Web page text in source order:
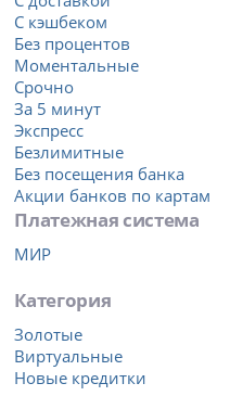
С кэшбеком
Без процентов
Моментальные
Срочно
За 5 минут
Экспресс
Безлимитные
Без посещения банка
Акции банков по картам
Платежная система
МИР
Категория
Золотые
Виртуальные
Новые кредитки